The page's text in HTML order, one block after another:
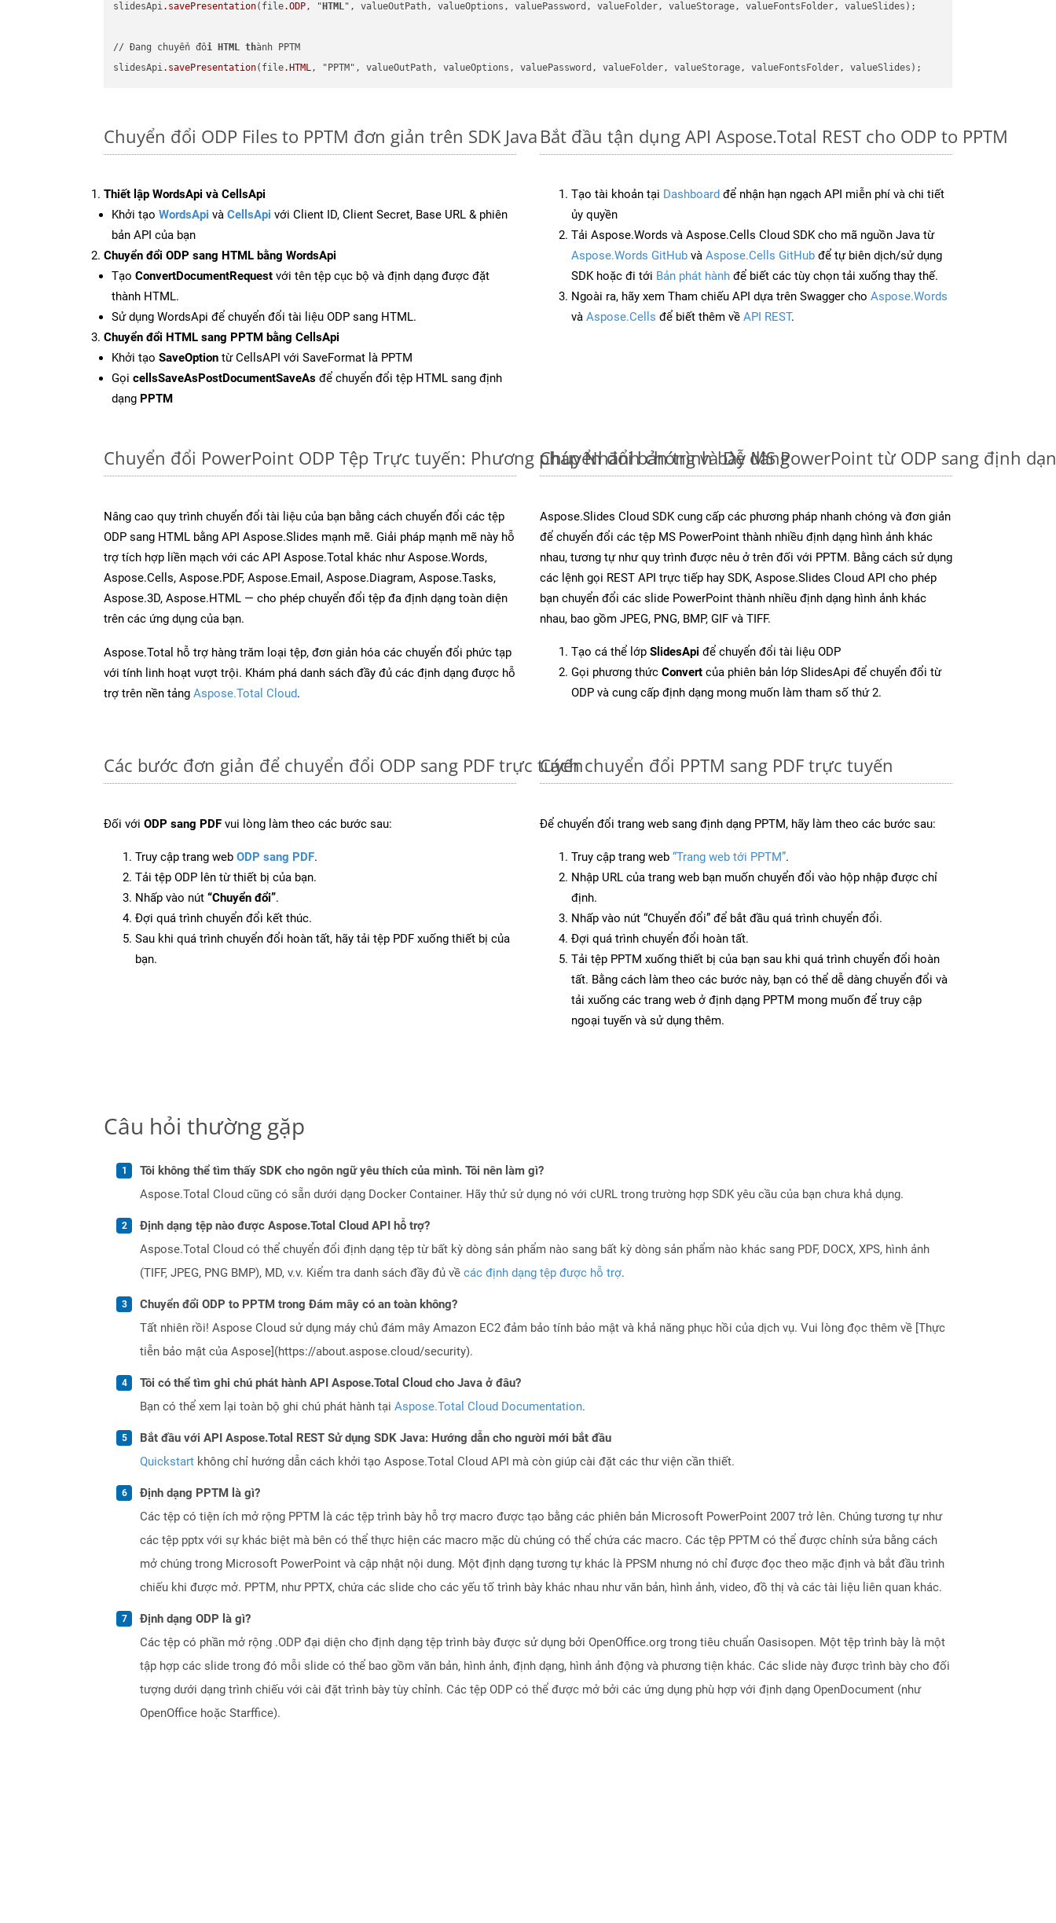
slidesApi.savePresentation(file.ODP, " HTML", valueOutPath, valueOptions, valuePassword, valueFolder, valueStorage, valueFontsFolder, valueSlides);
// Đang chuyển đổi HTML thành PPTM
slidesApi.savePresentation(file.HTML
Chuyển đổi ODP Files to PPTM đơn giản trên SDK Java
Thiết lập WordsApi và CellsApi
Khởi tạo WordsApi và CellsApi với Client ID, Client Secret, Base URL & phiên
bản API của bạn
Chuyển đổi ODP sang HTML bằng WordsApi
Tạo ConvertDocumentRequest với tên tệp cục bộ và định dạng được đặt
thành HTML.
Sử dụng WordsApi để chuyển đổi tài liệu ODP sang HTML.
Chuyển đổi HTML sang PPTM bằng CellsApi
Khởi tạo SaveOption từ CellsAPI với SaveFormat là PPTM
Gọi cellsSaveAsPostDocumentSaveAs để chuyển đổi tệp HTML sang định
dạng PPTM
Bắt đầu tận dụng API Aspose.Total REST cho ODP to PPTM
Tạo tài khoản tại Dashboard để nhận hạn ngạch API miễn phí và chi tiết
ủy quyền
Tải Aspose.Words và Aspose.Cells Cloud SDK cho mã nguồn Java từ
Aspose.Words GitHub và Aspose.Cells GitHub để tự biên dịch/sử dụng
SDK hoặc đi tới Bản phát hành để biết các tùy chọn tải xuống thay thế.
Ngoài ra, hãy xem Tham chiếu API dựa trên Swagger cho Aspose.Words
và Aspose.Cells để biết thêm về API REST.
Chuyển đổi PowerPoint ODP Tệp Trực tuyến: Phương pháp Nhanh chóng và Dễ dàng
Nâng cao quy trình chuyển đổi tài liệu của bạn bằng cách chuyển đổi các tệp
ODP sang HTML bằng API Aspose.Slides mạnh mẽ. Giải pháp mạnh mẽ này hỗ
trợ tích hợp liền mạch với các API Aspose.Total khác như Aspose.Words,
Aspose.Cells, Aspose.PDF, Aspose.Email, Aspose.Diagram, Aspose.Tasks,
Aspose.3D, Aspose.HTML — cho phép chuyển đổi tệp đa định dạng toàn diện
trên các ứng dụng của bạn.
Aspose.Total hỗ trợ hàng trăm loại tệp, đơn giản hóa các chuyển đổi phức tạp
với tính linh hoạt vượt trội. Khám phá danh sách đầy đủ các định dạng được hỗ
trợ trên nền tảng Aspose.Total Cloud.
Chuyển đổi bản trình bày MS PowerPoint từ ODP sang định
Aspose.Slides Cloud SDK cung cấp các phương pháp nhanh chóng và đơn giản
để chuyển đổi các tệp MS PowerPoint thành nhiều định dạng hình ảnh khác
nhau, tương tự như quy trình được nêu ở trên đối với PPTM. Bằng cách sử dụng
các lệnh gọi REST API trực tiếp hay SDK, Aspose.Slides Cloud API cho phép
bạn chuyển đổi các slide PowerPoint thành nhiều định dạng hình ảnh khác
nhau, bao gồm JPEG, PNG, BMP, GIF và TIFF.
Tạo cá thể lớp SlidesApi để chuyển đổi tài liệu ODP
Gọi phương thức Convert của phiên bản lớp SlidesApi để chuyển đổi từ
ODP và cung cấp định dạng mong muốn làm tham số thứ 2.
Các bước đơn giản để chuyển đổi ODP sang PDF trực tuyến
Đối với ODP sang PDF vui lòng làm theo các bước sau:
Truy cập trang web ODP sang PDF.
Tải tệp ODP lên từ thiết bị của bạn.
Nhấp vào nút “Chuyển đổi”.
Đợi quá trình chuyển đổi kết thúc.
Sau khi quá trình chuyển đổi hoàn tất, hãy tải tệp PDF xuống thiết bị của
bạn.
Cách chuyển đổi PPTM sang PDF trực tuyến
Để chuyển đổi trang web sang định dạng PPTM, hãy làm theo các bước sau:
Truy cập trang web “Trang web tới PPTM”.
Nhập URL của trang web bạn muốn chuyển đổi vào hộp nhập được chỉ
định.
Nhấp vào nút “Chuyển đổi” để bắt đầu quá trình chuyển đổi.
Đợi quá trình chuyển đổi hoàn tất.
Tải tệp PPTM xuống thiết bị của bạn sau khi quá trình chuyển đổi hoàn
tất. Bằng cách làm theo các bước này, bạn có thể dễ dàng chuyển đổi và
tải xuống các trang web ở định dạng PPTM mong muốn để truy cập
ngoại tuyến và sử dụng thêm.
Câu hỏi thường gặp
Tôi không thể tìm thấy SDK cho ngôn ngữ yêu thích của mình. Tôi nên làm gì?
Aspose.Total Cloud cũng có sẵn dưới dạng Docker Container. Hãy thử sử dụng nó với cURL trong trường hợp SDK yêu cầu của bạn chưa khả dụng.
Định dạng tệp nào được Aspose.Total Cloud API hỗ trợ?
Aspose.Total Cloud có thể chuyển đổi định dạng tệp từ bất kỳ dòng sản phẩm nào sang bất kỳ dòng sản phẩm nào khác sang PDF, DOCX, XPS, hình ảnh
(TIFF, JPEG, PNG BMP), MD, v.v. Kiểm tra danh sách đầy đủ về các định dạng tệp được hỗ trợ.
Chuyển đổi ODP to PPTM trong Đám mây có an toàn không?
Tất nhiên rồi! Aspose Cloud sử dụng máy chủ đám mây Amazon EC2 đảm bảo tính bảo mật và khả năng phục hồi của dịch vụ. Vui lòng đọc thêm về [Thực
tiễn bảo mật của Aspose](https://about.aspose.cloud/security).
Tôi có thể tìm ghi chú phát hành API Aspose.Total Cloud cho Java ở đâu?
Bạn có thể xem lại toàn bộ ghi chú phát hành tại Aspose.Total Cloud Documentation.
Bắt đầu với API Aspose.Total REST Sử dụng SDK Java: Hướng dẫn cho người mới bắt đầu
Quickstart không chỉ hướng dẫn cách khởi tạo Aspose.Total Cloud API mà còn giúp cài đặt các thư viện cần thiết.
Định dạng PPTM là gì?
Các tệp có tiện ích mở rộng PPTM là các tệp trình bày hỗ trợ macro được tạo bằng các phiên bản Microsoft PowerPoint 2007 trở lên. Chúng tương tự như
các tệp pptx với sự khác biệt mà bên có thể thực hiện các macro mặc dù chúng có thể chứa các macro. Các tệp PPTM có thể được chỉnh sửa bằng cách
mở chúng trong Microsoft PowerPoint và cập nhật nội dung. Một định dạng tương tự khác là PPSM nhưng nó chỉ được đọc theo mặc định và bắt đầu trình
chiếu khi được mở. PPTM, như PPTX, chứa các slide cho các yếu tố trình bày khác nhau như văn bản, hình ảnh, video, đồ thị và các tài liệu liên quan khác.
Định dạng ODP là gì?
Các tệp có phần mở rộng .ODP đại diện cho định dạng tệp trình bày được sử dụng bởi OpenOffice.org trong tiêu chuẩn Oasisopen. Một tệp trình bày là một
tập hợp các slide trong đó mỗi slide có thể bao gồm văn bản, hình ảnh, định dạng, hình ảnh động và phương tiện khác. Các slide này được trình bày cho đối
tượng dưới dạng trình chiếu với cài đặt trình bày tùy chỉnh. Các tệp ODP có thể được mở bởi các ứng dụng phù hợp với định dạng OpenDocument (như
OpenOffice hoặc Starffice).